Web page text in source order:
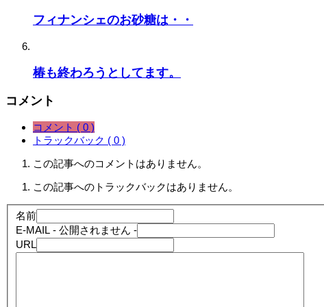
フィナンシェのお砂糖は・・
椿も終わろうとしてます。
コメント
コメント ( 0 )
トラックバック ( 0 )
この記事へのコメントはありません。
この記事へのトラックバックはありません。
名前
E-MAIL - 公開されません -
URL